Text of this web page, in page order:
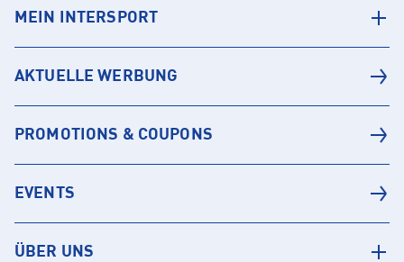
MEIN INTERSPORT
AKTUELLE WERBUNG
PROMOTIONS & COUPONS
EVENTS
ÜBER UNS